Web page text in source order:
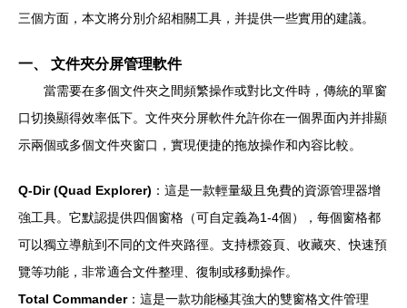
三個方面，本文將分別介紹相關工具，并提供一些實用的建議。
一、 文件夾分屏管理軟件
當需要在多個文件夾之間頻繁操作或對比文件時，傳統的單窗
口切換顯得效率低下。文件夾分屏軟件允許你在一個界面內并排顯
示兩個或多個文件夾窗口，實現便捷的拖放操作和內容比較。
Q-Dir (Quad Explorer) ：這是一款輕量級且免費的資源管理器增
強工具。它默認提供四個窗格（可自定義為1-4個），每個窗格都
可以獨立導航到不同的文件夾路徑。支持標簽頁、收藏夾、快速預
覽等功能，非常適合文件整理、復制或移動操作。
Total Commander：這是一款功能極其強大的雙窗格文件管理